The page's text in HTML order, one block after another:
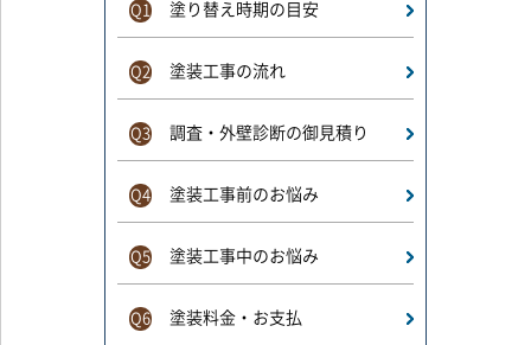
Q1 塗り替え時期の目安
Q2 塗装工事の流れ
Q3 調査・外壁診断の御見積り
Q4 塗装工事前のお悩み
Q5 塗装工事中のお悩み
Q6 塗装料金・お支払